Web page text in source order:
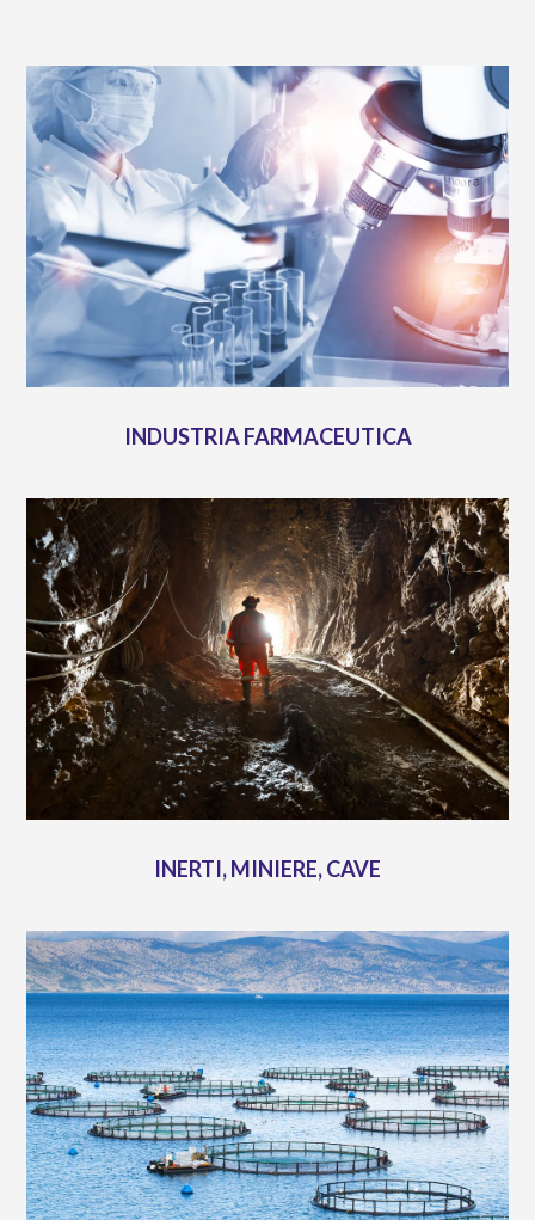
INDUSTRIA FARMACEUTICA
INERTI, MINIERE, CAVE